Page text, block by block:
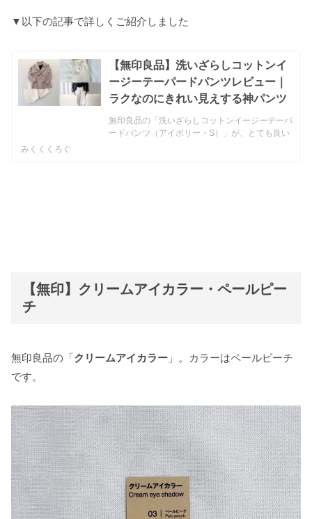
▼以下の記事で詳しくご紹介しました
【無印良品】洗いざらしコットンイ
ージーテーパードパンツレビュー｜
ラクなのにきれい見えする神パンツ
無印良品の「洗いざらしコットンイージーテーパ
ードパンツ（アイボリー・S）」が、とても良い
みくくくろぐ
【無印】クリームアイカラー・ペールピー
チ
無印良品の「クリームアイカラー 」。カラーはペールピーチ
です。